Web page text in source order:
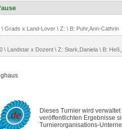
\ Grads x Land-Lover \ Z: \ B: Puhr,Ann-Cathrin
\ Landstar x Dozent \ Z: Stark,Daniela \ B:
Dieses Turnier wird
veröffentlichten Ergebnisse
Turnierorganisations-